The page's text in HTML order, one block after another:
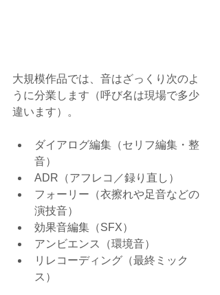
大規模作品では、音はざっくり次のよ
うに分業します（呼び名は現場で多少
違います）。
ダイアログ編集（セリフ編集・整
音）
ADR（アフレコ／録り直し）
フォーリー（衣擦れや足音などの
演技音）
効果音編集（SFX）
アンビエンス（環境音）
リレコーディング（最終ミック
ス）